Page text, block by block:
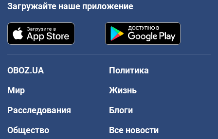
Загружайте наше приложение
OBOZ.UA
Политика
Мир
Жизнь
Расследования
Блоги
Общество
Все новости